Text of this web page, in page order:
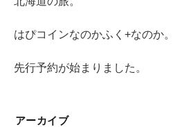
はぴコインなのかふく+なのか。
先行予約が始まりました。
アーカイブ